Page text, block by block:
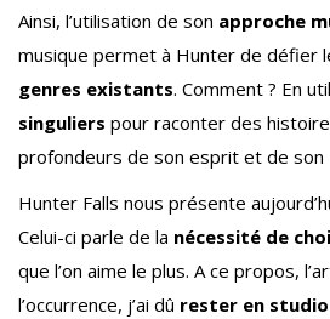
Ainsi, l’utilisation de son approche
musique permet à Hunter de défier
genres existants. Comment ? En
singuliers pour raconter des
profondeurs de son esprit et de son
Hunter Falls nous présente
Celui-ci parle de la nécessité de
que l’on aime le plus. A ce propos,
l’occurrence, j’ai dû rester en studio